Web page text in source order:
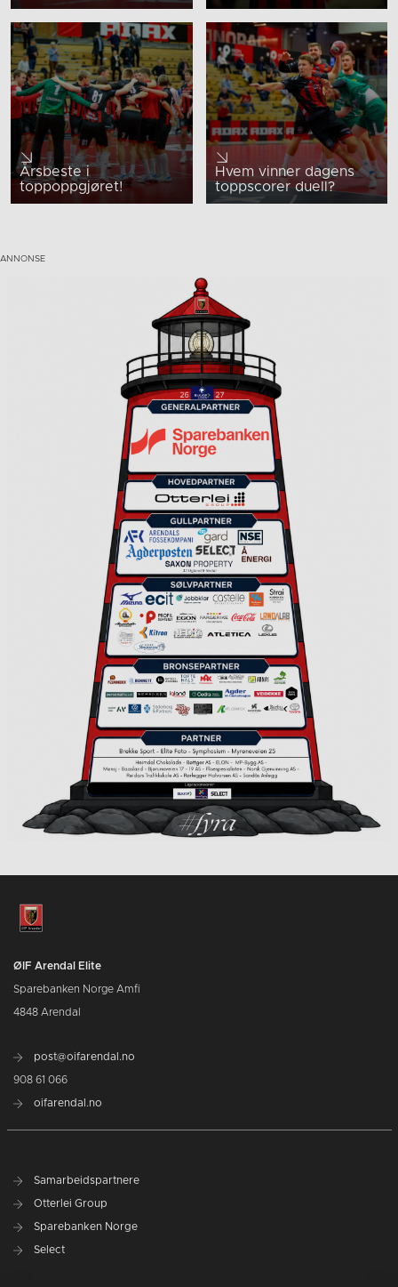
Årsbeste i
toppoppgjøret!
Hvem vinner dagens
toppscorer duell?
ØIF Arendal Elite
Sparebanken Norge Amfi
4848 Arendal
post@oifarendal.no
908 61 066
oifarendal.no
Samarbeidspartnere
Otterlei Group
Sparebanken Norge
Select